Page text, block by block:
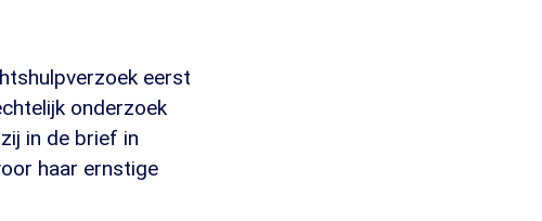
eerst
onderzoek
in de brief in
haar ernstige